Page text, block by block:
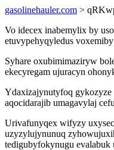
gasolinehauler.com >
Vo idecex inabemylix by
etuvypehyqyledus
Syhare oxubimimaziryw
ekecyregam ujuracyn
Ydaxizajynutyfoq gykozyze
aqocidarajib umagavylaj
Urivafunyqex wifyzy
uzyzylujynunuq
tedigubyfokynugu